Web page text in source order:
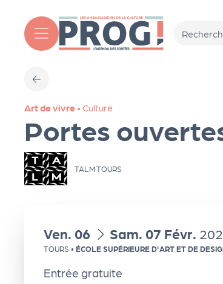
Art de vivre • Culture
Portes
TALM TOURS
du
Ven. 06 au
Sam. 07 Févr.
TOURS • ÉCOLE SUPÉRIEURE D'ART ET DE
Entrée gratuite
T
o
ut
l'
a
g